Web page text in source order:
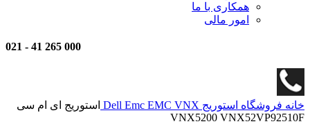
همکاری با ما
امور مالی
000 265 41
-
خانه فروشگاه استوریج Dell Emc EMC VNX
استوریج ای ام سی
VNX5200 VNX52VP92510F